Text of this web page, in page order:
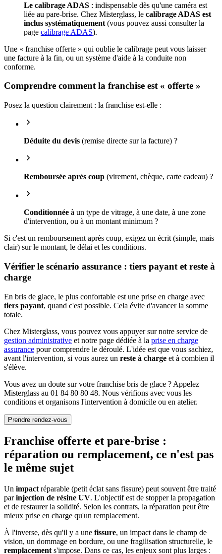
Le calibrage ADAS : indispensable dès qu'une caméra est
liée au pare-brise. Chez Misterglass, le calibrage ADAS est
inclus systématiquement (vous pouvez aussi consulter la
page calibrage ADAS).
Une « franchise offerte » qui oublie le calibrage peut vous laisser
une facture à la fin, ou un système d'aide à la conduite non
conforme.
Comprendre comment la franchise est « offerte »
Posez la question clairement : la franchise est-elle :
Déduite du devis (remise directe sur la facture) ?
Remboursée après coup (virement, chèque, carte cadeau) ?
Conditionnée à un type de vitrage, à une date, à une zone
d'intervention, ou à un montant minimum ?
Si c'est un remboursement après coup, exigez un écrit (simple, mais
clair) sur le montant, le délai et les conditions.
Vérifier le scénario assurance : tiers payant et reste à
charge
En bris de glace, le plus confortable est une prise en charge avec
tiers payant, quand c'est possible. Cela évite d'avancer la somme
totale.
Chez Misterglass, vous pouvez vous appuyer sur notre service de
gestion administrative et notre page dédiée à la prise en charge
assurance pour comprendre le déroulé. L'idée est que vous sachiez,
avant l'intervention, si vous aurez un reste à charge et à combien il
s'élève.
Vous avez un doute sur votre franchise bris de glace ? Appelez
Misterglass au 01 84 80 80 48. Nous vérifions avec vous les
conditions et organisons l'intervention à domicile ou en atelier.
Prendre rendez-vous
Franchise offerte et pare-brise :
réparation ou remplacement, ce n'est pas
le même sujet
Un impact réparable (petit éclat sans fissure) peut souvent être traité
parinjection de résine UV. L'objectif est de stopper la propagation
et de restaurer la solidité. Selon les contrats, la réparation peut être
mieux prise en charge qu'un remplacement.
À l'inverse, dès qu'il y a une fissure, un impact dans le champ de
vision, un dommage en bordure, ou une fragilisation structurelle, le
remplacement s'impose. Dans ce cas, les enjeux sont plus larges :